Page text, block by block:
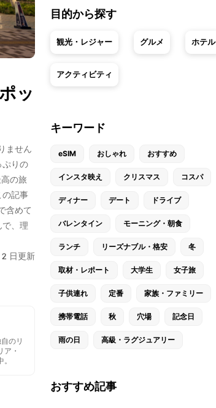
ッ
ません
ぷりの
の旅
の記事
含めて
、理
更新
のリ
・
目的から探す
観光・レジャー グルメ ホテル
アクティビティ
キーワード
eSIM おしゃれ おすすめ
インスタ映え クリスマス コスパ
ディナー デート ドライブ
バレンタイン モーニング・朝食
ランチ リーズナブル・格安 冬
取材・レポート 大学生 女子旅
子供連れ 定番 家族・ファミリー
携帯電話 秋 穴場 記念日
雨の日 高級・ラグジュアリー
おすすめ記事